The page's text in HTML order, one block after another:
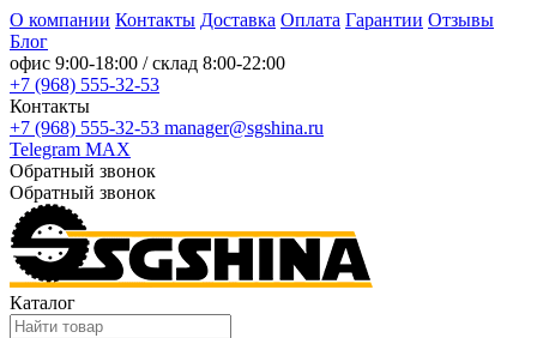
О компании Контакты Доставка Оплата Гарантии Отзывы
Блог
офис 9:00-18:00 / склад 8:00-22:00
+7 (968) 555-32-53
Контакты
+7 (968) 555-32-53 manager@sgshina.ru
Telegram MAX
Обратный звонок
Обратный звонок
Каталог